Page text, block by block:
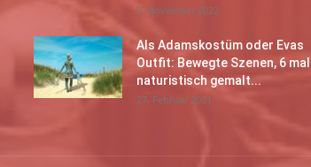
3. November 2022
Als Adamskostüm oder Evas
Outfit: Bewegte Szenen, 6 mal
naturistisch gemalt...
27. Februar 2021